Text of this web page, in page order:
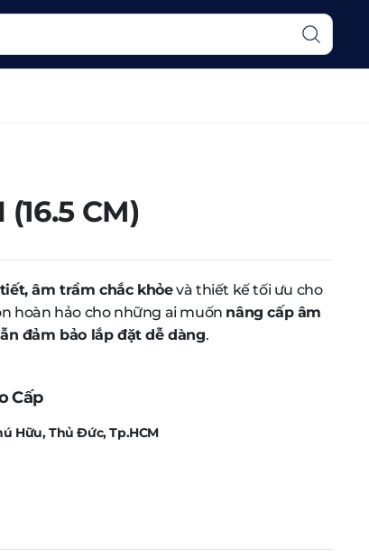
CM)
âm trầm chắc khỏevà thiết kế tối ưu cho
hoàn hảo cho những ai muốn nâng cấp âm
đảm bảo lắp đặt dễ dàng.
Cấp
Hữu, Thủ Đức, Tp.HCM